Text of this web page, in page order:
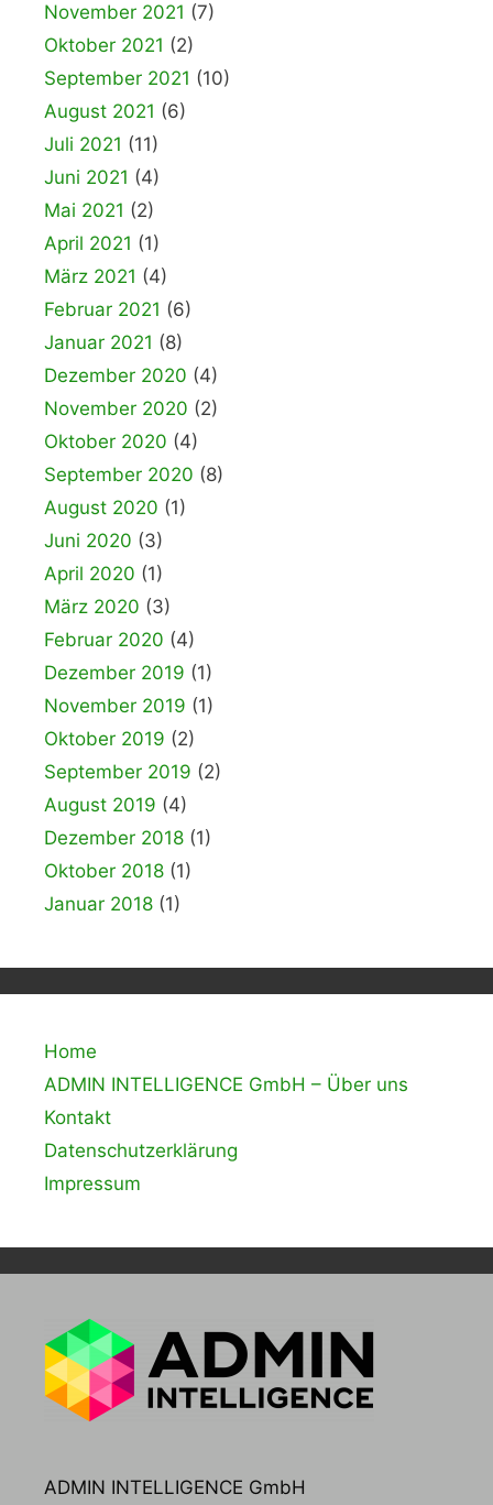
November 2021 (7)
Oktober 2021 (2)
September 2021 (10)
August 2021 (6)
Juli 2021 (11)
Juni 2021 (4)
Mai 2021 (2)
April 2021 (1)
März 2021 (4)
Februar 2021 (6)
Januar 2021 (8)
Dezember 2020 (4)
November 2020 (2)
Oktober 2020 (4)
September 2020 (8)
August 2020 (1)
Juni 2020 (3)
April 2020 (1)
März 2020 (3)
Februar 2020 (4)
Dezember 2019 (1)
November 2019 (1)
Oktober 2019 (2)
September 2019 (2)
August 2019 (4)
Dezember 2018 (1)
Oktober 2018 (1)
Januar 2018 (1)
Home
ADMIN INTELLIGENCE GmbH – Über uns
Kontakt
Datenschutzerklärung
Impressum
ADMIN INTELLIGENCE GmbH